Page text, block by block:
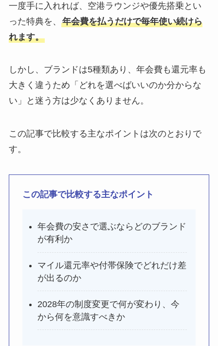
一度手に入れれば、空港ラウンジや優先搭乗とい
った特典を、 年会費を払うだけで毎年使い続けら
れます。
しかし、ブランドは5種類あり、年会費も還元率も
大きく違うため「どれを選べばいいのか分からな
い」と迷う方は少なくありません。
この記事で比較する主なポイントは次のとおりで
す。
この記事で比較する主なポイント
年会費の安さで選ぶならどのブランド
が有利か
マイル還元率や付帯保険でどれだけ差
が出るのか
2028年の制度変更で何が変わり、今
から何を意識すべきか